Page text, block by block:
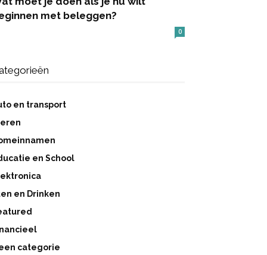
met beleggen?
0
en transport
en School
en Drinken
categorie